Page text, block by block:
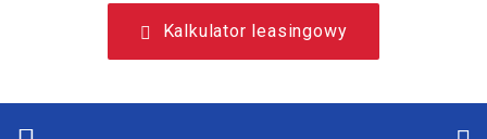
Kalkulator leasingowy